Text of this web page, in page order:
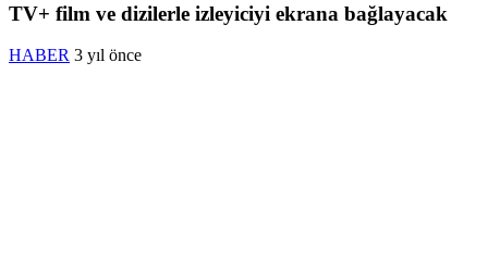
TV+ film ve dizilerle izleyiciyi ekrana bağlayacak
HABER 3 yıl önce